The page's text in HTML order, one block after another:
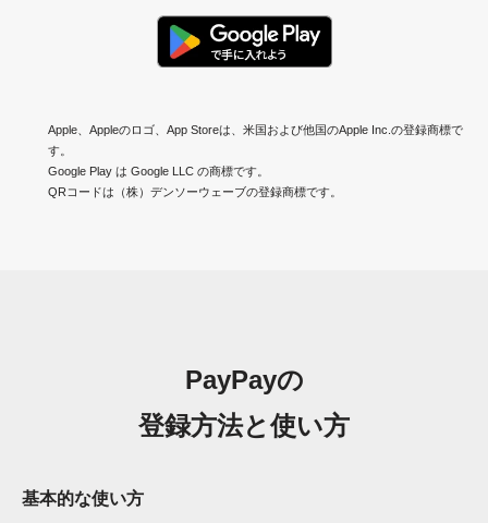
Apple、Appleのロゴ、App Storeは、米国および他国のApple Inc.の登録商標で
す。
Google Play は Google LLC の商標です。
QRコードは（株）デンソーウェーブの登録商標です。
PayPayの
登録方法と使い方
基本的な使い方